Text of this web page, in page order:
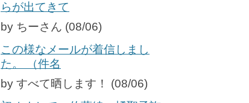
らが出てきて
by ちーさん (08/06)
この様なメールが着信しまし
た。 （件名
by すべて晒します！ (08/06)